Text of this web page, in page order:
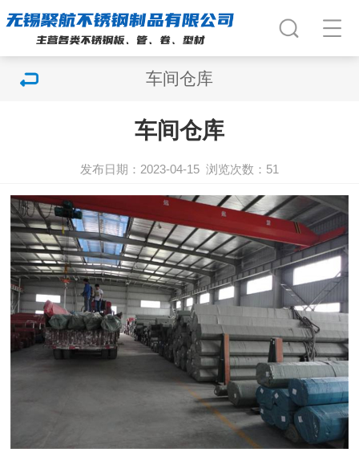
车间仓库
车间仓库
发布日期：2023-04-15 浏览次数： 51